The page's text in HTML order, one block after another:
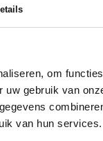
om
gebruik van
van hun services.